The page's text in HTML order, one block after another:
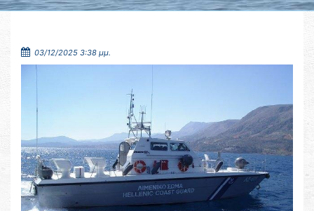
03/12/2025 3:38 μμ.